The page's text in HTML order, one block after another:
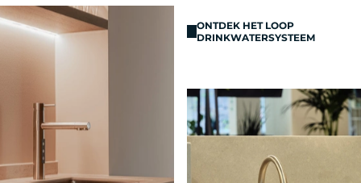
ONTDEK HET LOOP
DRINKWATERSYSTEEM